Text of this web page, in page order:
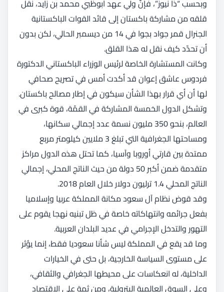
وبحسب “ذا نيوز”، فإنّ ولي عهد أبوظبي محمد بن زايد، نقل
قلقه من مشاركة باكستان إلى قائد القوات الباكستانية
الجنرال قمر جواد بجوا في 14 من ديسمبر الحالي، لكن بدون
أن تحدّد كيف نقل له هذا القلق.
وكانت المستشارة الخاصة لرئيس الوزراء الباكستاني الدكتورة
فردوس عاشق إعوان قد أكدت أمس في تصريح صحافي
لها أن أي قرار بهذا الشأن سيكون في إطار مصالح باكستان.
وتشكل الدول الخمسة المشاركة في القمّة، قوة كبرى في
العالم، بنحو 350 مليون نسمة عدد إجمالي سكانها،
ومساحتها الجغرافية التي تبلغ 3 ملايين كيلومتر مربع
ممتدة بين قارتي أوروبا وآسيا، كما تحتل هذه الدول مراكز
متقدمة ضمن أكبر 50 دولة من حيث الناتج المحلي، إجمالي
الناتج المحلي 1.4 ترليون دولار خلال العام 2018.
وقد قوض نظام آل سعود مكانة المملكة عربيا وإسلاميا
بفعل جرائمه وانتهاكاته خاصة في ظل تبنيه نهجا يقوم على
التهور والتدخل الإجرامي في عديد البلدان العربية.
وما قد يقع في المملكة ليس شأنا سعوديا فقط، إنما يؤثر
على مستوى السياسة الخارجية، بل حتى في الخيارات
الداخلية، له انعكاسات على محيطها الجغرافي والثقافي،
وعلى السوق العالمية البترولية، ومن ثمة على الاقتصاد